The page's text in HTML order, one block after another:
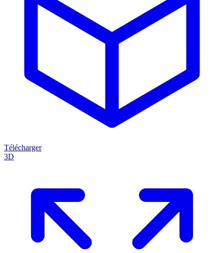
Télécharger
3D